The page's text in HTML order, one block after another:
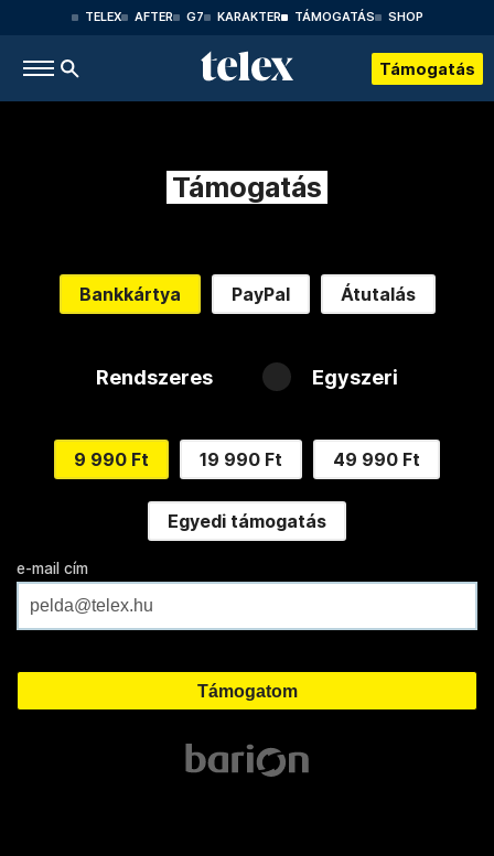
TELEX AFTER G7 KARAKTER TÁMOGATÁS SHOP
Támogatás
Támogatás
Bankkártya PayPal Átutalás
Rendszeres Egyszeri
9 990 Ft 19 990 Ft 49 990 Ft
Egyedi támogatás
e-mail cím